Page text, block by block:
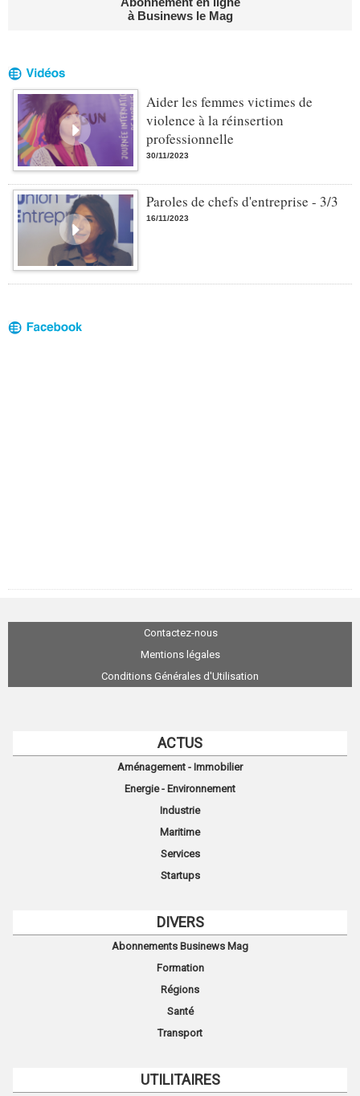
à Businews le Mag
Aider les femmes victimes de
violence à la réinsertion
professionnelle
30/11/2023
Paroles de chefs d'entreprise - 3/3
16/11/2023
Contactez-nous
Mentions légales
Conditions Générales d'Utilisation
ACTUS
Aménagement - Immobilier
Energie - Environnement
Industrie
Maritime
Services
Startups
DIVERS
Abonnements Businews Mag
Formation
Régions
Santé
Transport
UTILITAIRES